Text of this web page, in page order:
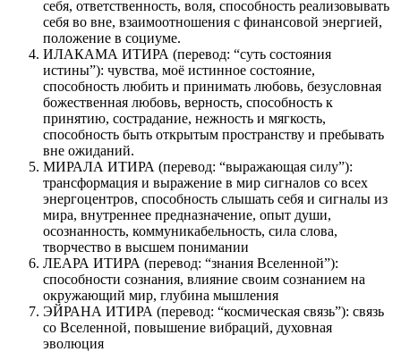
себя, ответственность, воля, способность реализовывать
себя во вне, взаимоотношения с финансовой энергией,
положение в социуме.
ИЛАКАМА ИТИРА (перевод: “суть состояния
истины”): чувства, моё истинное состояние,
способность любить и принимать любовь, безусловная
божественная любовь, верность, способность к
принятию, сострадание, нежность и мягкость,
способность быть открытым пространству и пребывать
вне ожиданий.
МИРАЛА ИТИРА (перевод: “выражающая силу”):
трансформация и выражение в мир сигналов со всех
энергоцентров, способность слышать себя и сигналы из
мира, внутреннее предназначение, опыт души,
осознанность, коммуникабельность, сила слова,
творчество в высшем понимании
ЛЕАРА ИТИРА (перевод: “знания Вселенной”):
способности сознания, влияние своим сознанием на
окружающий мир, глубина мышления
ЭЙРАНА ИТИРА (перевод: “космическая связь”): связь
со Вселенной, повышение вибраций, духовная
эволюция